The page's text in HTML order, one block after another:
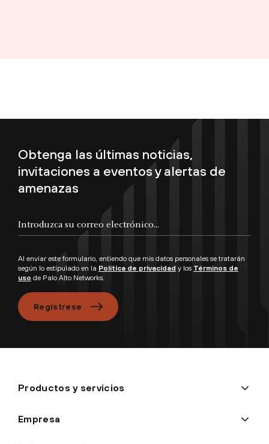
Obtenga las últimas noticias,
invitaciones a eventos y alertas de
amenazas
Al enviar este formulario, entiendo que mis datos personales se tratarán
según lo estipulado en la Política de privacidad y los Términos de
uso de Palo Alto Networks.
Regístrese
Productos y servicios
Empresa